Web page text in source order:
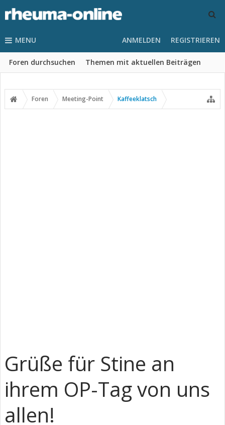
MENU
Foren durchsuchen Themen mit aktuellen Beiträgen
ANMELDEN REGISTRIEREN
Foren Meeting-Point Kaffeeklatsch
Grüße für Stine an
ihrem OP-Tag von uns
allen!